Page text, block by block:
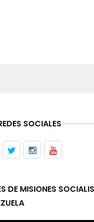
SOCIALES
DE MISIONES